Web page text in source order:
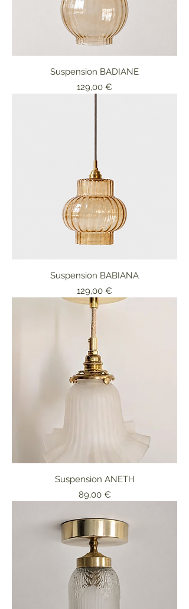
Suspension BADIANE
Prix
129,00 €
Suspension BABIANA
Prix
129,00 €
Suspension ANETH
Prix
89,00 €